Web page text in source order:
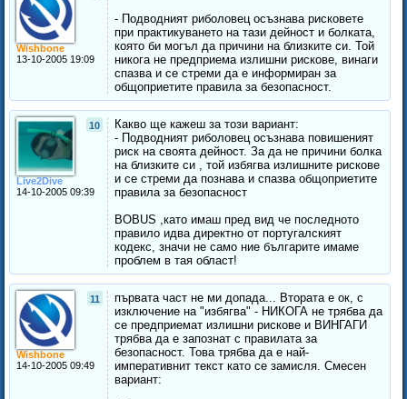
Wishbone
13-10-2005 19:09
- Подводният риболовец осъзнава рисковете
при практикуването на тази дейност и болката,
която би могъл да причини на близките си. Той
никога не предприема излишни рискове, винаги
спазва и се стреми да е информиран за
общоприетите правила за безопасност.
10
Live2Dive
14-10-2005 09:39
Какво ще кажеш за този вариант:
- Подводният риболовец осъзнава повишеният
риск на своята дейност. За да не причини болка
на близките си , той избягва излишните рискове
и се стреми да познава и спазва общоприетите
правила за безопасност
BOBUS ,като имаш пред вид че последното
правило идва директно от португалският
кодекс, значи не само ние българите имаме
проблем в тая област!
11
Wishbone
14-10-2005 09:49
първата част не ми допада... Втората е ок, с
изключение на "избягва" - НИКОГА не трябва да
се предприемат излишни рискове и ВИНГАГИ
трябва да е запознат с правилата за
безопасност. Това трябва да е най-
императивнит текст като се замисля. Смесен
вариант: